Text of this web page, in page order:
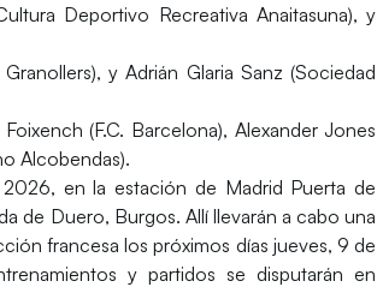
Deportivo Recreativa Anaitasuna), y
y Adrián Glaria Sanz (Sociedad
(F.C. Barcelona), Alexander Jones
Alcobendas).
en la estación de Madrid Puerta de
de Duero, Burgos. Allí llevarán a cabo una
francesa los próximos días jueves, 9 de
y partidos se disputarán en